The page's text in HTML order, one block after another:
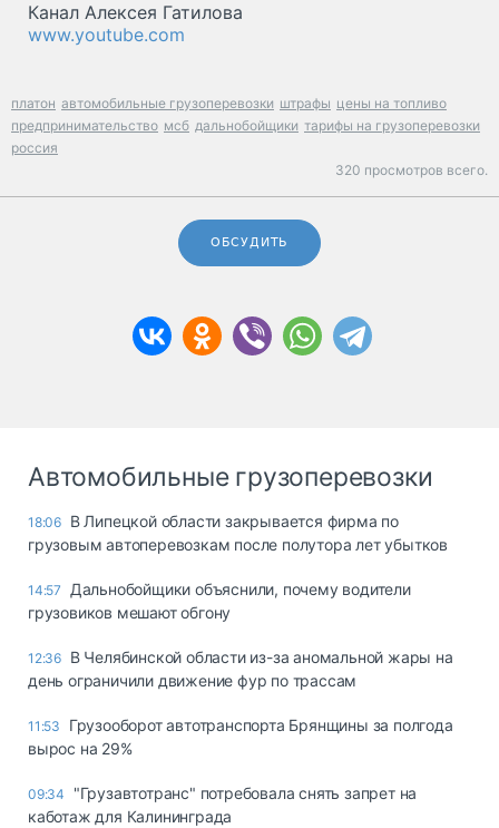
Канал Алексея Гатилова
www.youtube.com
платон автомобильные грузоперевозки штрафы цены на топливо
предпринимательство мсб дальнобойщики тарифы на грузоперевозки
россия
320 просмотров всего.
ОБСУДИТЬ
Автомобильные грузоперевозки
18:06 В Липецкой области закрывается фирма по
грузовым автоперевозкам после полутора лет убытков
14:57 Дальнобойщики объяснили, почему водители
грузовиков мешают обгону
12:36 В Челябинской области из-за аномальной жары на
день ограничили движение фур по трассам
11:53
Грузооборот автотранспорта Брянщины за полгода
вырос на 29%
09:34
"Грузавтотранс" потребовала снять запрет на
каботаж для Калининграда